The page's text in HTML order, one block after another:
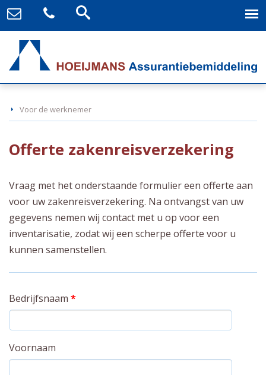
Voor de werknemer
Offerte zakenreisverzekering
Vraag met het onderstaande formulier een offerte aan
voor uw zakenreisverzekering. Na ontvangst van uw
gegevens nemen wij contact met u op voor een
inventarisatie, zodat wij een scherpe offerte voor u
kunnen samenstellen.
Bedrijfsnaam *
Voornaam